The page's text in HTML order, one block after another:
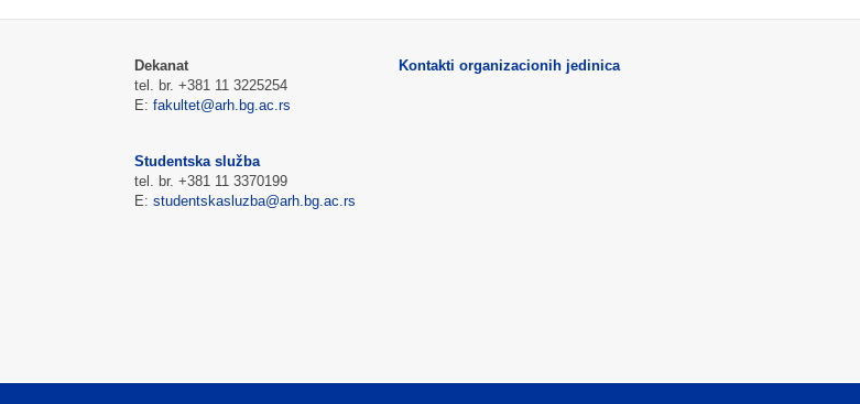
Dekanat
tel. br. +381 11 3225254
E: fakultet@arh.bg.ac.rs
Studentska služba
tel. br. +381 11 3370199
E: studentskasluzba@arh.bg.ac.rs
Kontakti organizacionih jedinica